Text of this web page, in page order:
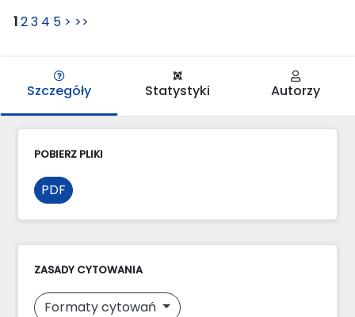
123 4 5 > >>
Szczegóły Statystyki Autorzy
POBIERZ PLIKI
PDF
ZASADY CYTOWANIA
Formaty cytowań